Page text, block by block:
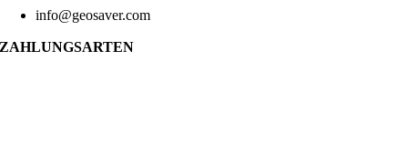
info@geosaver.com
ZAHLUNGSARTEN